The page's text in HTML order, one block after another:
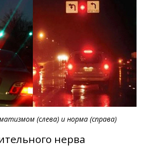
(слева) и норма (справа)
нерва